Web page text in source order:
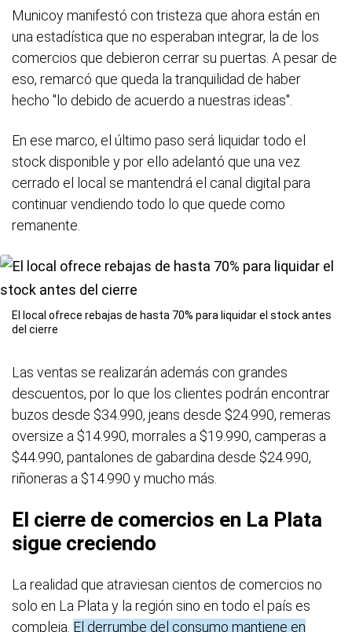
Municoy manifestó con tristeza que ahora están en
una estadística que no esperaban integrar, la de los
comercios que debieron cerrar su puertas. A pesar de
eso, remarcó que queda la tranquilidad de haber
hecho "lo debido de acuerdo a nuestras ideas".
En ese marco, el último paso será liquidar todo el
stock disponible y por ello adelantó que una vez
cerrado el local se mantendrá el canal digital para
continuar vendiendo todo lo que quede como
remanente.
El local ofrece rebajas de hasta 70% para liquidar el stock antes
del cierre
Las ventas se realizarán además con grandes
descuentos, por lo que los clientes podrán encontrar
buzos desde $34.990, jeans desde $24.990, remeras
oversize a $14.990, morrales a $19.990, camperas a
$44.990, pantalones de gabardina desde $24.990,
riñoneras a $14.990 y mucho más.
El cierre de comercios en La Plata
sigue creciendo
La realidad que atraviesan cientos de comercios no
solo en La Plata y la región sino en todo el país es
compleja. El derrumbe del consumo mantiene en